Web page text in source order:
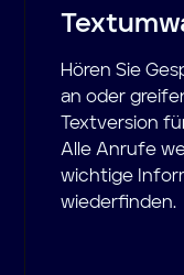
Hören Sie
an oder
Textversion
Alle Anrufe
wichtige
wiederfinden.